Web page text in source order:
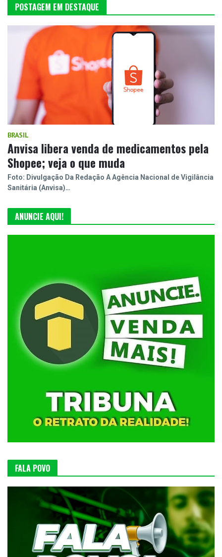
POSTAGEM EM DESTAQUE
BRASIL
Anvisa libera venda de medicamentos pela
Shopee; veja o que muda
Foto: Divulgação Da Redação A Agência Nacional de Vigilância
Sanitária (Anvisa)…
ANUNCIE AQUI!
FALA POVO